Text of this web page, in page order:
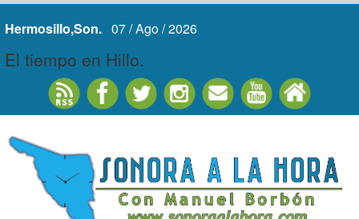
Hermosillo,Son. 07 / Ago / 2026
El tiempo en Hillo.